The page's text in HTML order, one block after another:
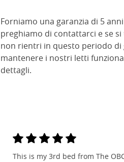
Forniamo una garanzia di 5
preghiamo di contattarci e se
non rientri in questo periodo di
mantenere i nostri letti
dettagli.
This is my 3rd bed from The